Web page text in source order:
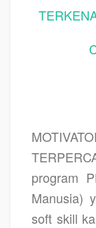
program
Manusia)
soft skill